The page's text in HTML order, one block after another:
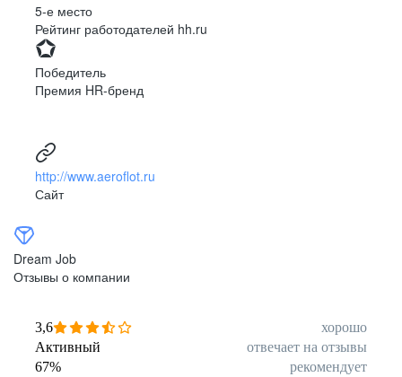
5-е место
Рейтинг работодателей hh.ru
Победитель
Премия HR-бренд
http://www.aeroflot.ru
Сайт
Dream Job
Отзывы о компании
3,6
хорошо
Активный
отвечает на отзывы
67% рекомендует